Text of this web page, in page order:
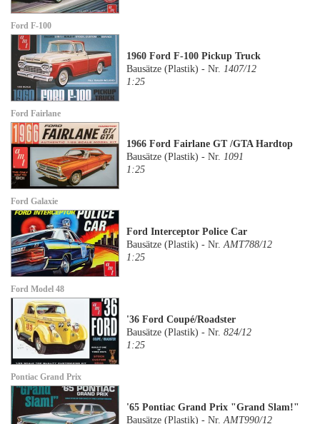
Ford F-100
1960 Ford F-100 Pickup Truck
Bausätze (Plastik) - Nr. 1407/12
1:25
Ford Fairlane
1966 Ford Fairlane GT /GTA Hardtop
Bausätze (Plastik) - Nr. 1091
1:25
Ford Galaxie
Ford Interceptor Police Car
Bausätze (Plastik) - Nr.AMT788/12
1:25
Ford Model 48
'36 Ford Coupé/Roadster
Bausätze (Plastik) - Nr.824/12
1:25
Pontiac Grand Prix
'65 Pontiac Grand Prix "Grand Slam!"
Bausätze (Plastik) - Nr.AMT990/12